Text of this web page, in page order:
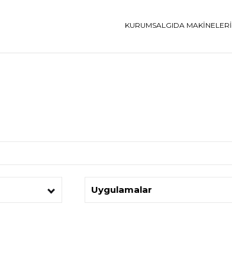
KURUMSALGIDA MAKINELERI
Uygulamalar